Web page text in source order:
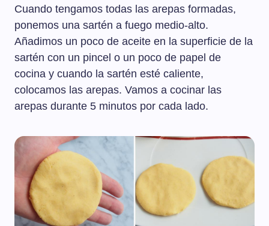
Cuando tengamos todas las arepas formadas,
ponemos una sartén a fuego medio-alto.
Añadimos un poco de aceite en la superficie de la
sartén con un pincel o un poco de papel de
cocina y cuando la sartén esté caliente,
colocamos las arepas. Vamos a cocinar las
arepas durante 5 minutos por cada lado.